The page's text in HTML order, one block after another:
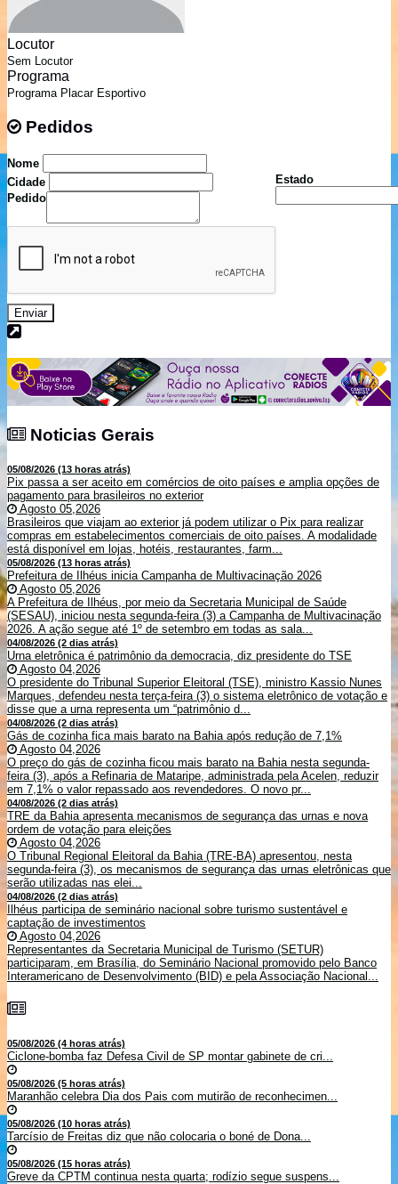
Locutor
Sem Locutor
Programa
Programa Placar Esportivo
Pedidos
Nome
Cidade
Estado
Pedido
Enviar
Noticias Gerais
05/08/2026 (13 horas atrás)
Pix passa a ser aceito em comércios de oito países e amplia opções de
pagamento para brasileiros no exterior
Agosto 05,2026
Brasileiros que viajam ao exterior já podem utilizar o Pix para realizar
compras em estabelecimentos comerciais de oito países. A modalidade
está disponível em lojas, hotéis, restaurantes, farm...
05/08/2026 (13 horas atrás)
Prefeitura de Ilhéus inicia Campanha de Multivacinação 2026
Agosto 05,2026
A Prefeitura de Ilhéus, por meio da Secretaria Municipal de Saúde
(SESAU), iniciou nesta segunda-feira (3) a Campanha de Multivacinação
2026. A ação segue até 1º de setembro em todas as sala...
04/08/2026 (2 dias atrás)
Urna eletrônica é patrimônio da democracia, diz presidente do TSE
Agosto 04,2026
O presidente do Tribunal Superior Eleitoral (TSE), ministro Kassio Nunes
Marques, defendeu nesta terça-feira (3) o sistema eletrônico de votação e
disse que a urna representa um “patrimônio d...
04/08/2026 (2 dias atrás)
Gás de cozinha fica mais barato na Bahia após redução de 7,1%
Agosto 04,2026
O preço do gás de cozinha ficou mais barato na Bahia nesta segunda-
feira (3), após a Refinaria de Mataripe, administrada pela Acelen, reduzir
em 7,1% o valor repassado aos revendedores. O novo pr...
04/08/2026 (2 dias atrás)
TRE da Bahia apresenta mecanismos de segurança das urnas e nova
ordem de votação para eleições
Agosto 04,2026
O Tribunal Regional Eleitoral da Bahia (TRE-BA) apresentou, nesta
segunda-feira (3), os mecanismos de segurança das urnas eletrônicas que
serão utilizadas nas elei...
04/08/2026 (2 dias atrás)
Ilhéus participa de seminário nacional sobre turismo sustentável e
captação de investimentos
Agosto 04,2026
Representantes da Secretaria Municipal de Turismo (SETUR)
participaram, em Brasília, do Seminário Nacional promovido pelo Banco
Interamericano de Desenvolvimento (BID) e pela Associação Nacional...
05/08/2026 (4 horas atrás)
Ciclone-bomba faz Defesa Civil de SP montar gabinete de cri...
05/08/2026 (5 horas atrás)
Maranhão celebra Dia dos Pais com mutirão de reconhecimen...
05/08/2026 (10 horas atrás)
Tarcísio de Freitas diz que não colocaria o boné de Dona...
05/08/2026 (15 horas atrás)
Greve da CPTM continua nesta quarta; rodízio segue suspens...